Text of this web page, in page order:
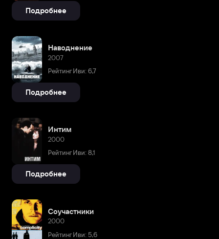
Подробнее
Наводнение
2007
Рейтинг Иви: 6,7
Подробнее
Интим
2000
Рейтинг Иви: 8,1
Подробнее
Соучастники
2000
Рейтинг Иви: 5,6